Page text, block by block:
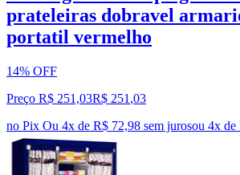
prateleiras dobravel
portatil vermelho
14% OFF
Preço R$ 251,03R$ 251 ,03
no Pix Ou 4x de R$ 72,98 sem jurosou 4x de